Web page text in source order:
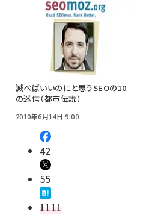
滅べばいいのにと思うSEOの10
の迷信（都市伝説）
2010年6月14日 9:00
42
55
1111